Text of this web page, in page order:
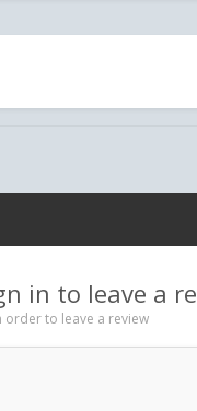
in to leave a
order to leave a review